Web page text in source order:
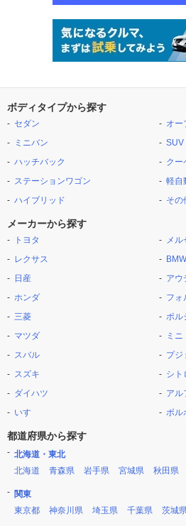
ボディタイプから探す
セダン
ミニバン
ハッチバック
ステーションワゴン
ハイブリッド
オー
SUV
クー
軽自
その
メーカーから探す
トヨタ
レクサス
日産
ホンダ
三菱
マツダ
スバル
スズキ
ダイハツ
いすゞ
メル
BMW
アウ
フォ
ポル
ミニ
プジ
シト
ア
ボル
都道府県から探す
北海道・東北
北海道
青森県 岩手県 宮城県 秋田県
関東
東京都
神奈川県 埼玉県 千葉県 茨城